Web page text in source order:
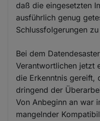
daß die eingesetzten
ausführlich genug
Schlussfolgerungen
Bei dem
Verantwortlichen jetzt
die Erkenntnis gereift,
dringend der
Von Anbeginn an war
mangelnder